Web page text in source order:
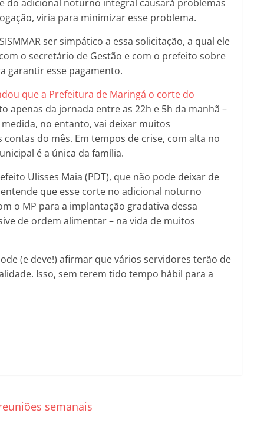
do adicional noturno integral causará problemas
viria para minimizar esse problema.
ser simpático a essa solicitação, a qual ele
o secretário de Gestão e com o prefeito sobre
garantir esse pagamento.
que a Prefeitura de Maringá o corte do
apenas da jornada entre as 22h e 5h da manhã –
no entanto, vai deixar muitos
do mês. Em tempos de crise, com alta no
é a única da família.
Ulisses Maia (PDT), que não pode deixar de
que esse corte no adicional noturno
o MP para a implantação gradativa dessa
de ordem alimentar – na vida de muitos
(e deve!) afirmar que vários servidores terão de
Isso, sem terem tido tempo hábil para a
semanais